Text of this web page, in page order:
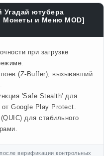
Угадай ютубера
Монеты и Меню MOD]
при загрузке
(Z-Buffer), вызывавший
'Safe Stealth' для
Google Play Protect.
для стабильного
верификации контрольных